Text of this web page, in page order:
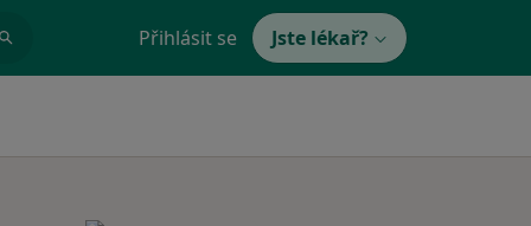
Přihlásit se Jste lékař?